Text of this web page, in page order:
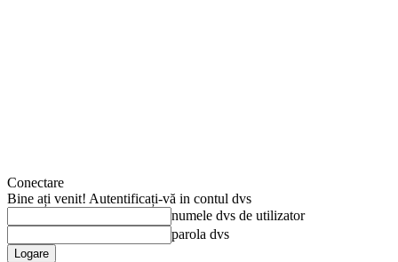
Conectare
Bine ați venit! Autentificați-vă in contul dvs
numele dvs de utilizator
parola dvs